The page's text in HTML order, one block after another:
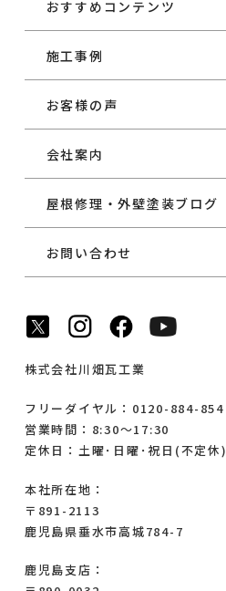
おすすめコンテンツ
施工事例
お客様の声
会社案内
屋根修理・外壁塗装ブログ
お問い合わせ
株式会社川畑瓦工業
フリーダイヤル：0120-884-854
営業時間：8:30～17:30
定休日：土曜･日曜･祝日(不定休)
本社所在地：
〒891-2113
鹿児島県垂水市高城784-7
鹿児島支店：